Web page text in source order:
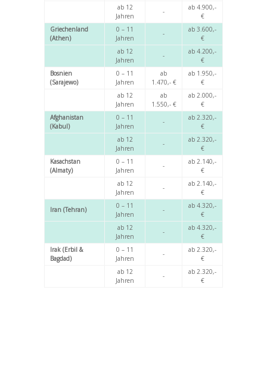
ab 12
Jahren
-
ab 4.900,-
€
Griechenland
(Athen)
0 – 11
Jahren
-
ab 3.600,-
€
ab 12
Jahren
-
ab 4.200,-
€
Bosnien
(Sarajewo)
0 – 11
Jahren
ab
1.470,- €
ab 1.950,-
€
ab 12
Jahren
ab
1.550,- €
ab 2.000,-
€
Afghanistan
(Kabul)
0 – 11
Jahren
-
ab 2.320,-
€
ab 12
Jahren
-
ab 2.320,-
€
Kasachstan
(Almaty)
0 – 11
Jahren
-
ab 2.140,-
€
ab 12
Jahren
-
ab 2.140,-
€
Iran (Tehran)
0 – 11
Jahren
-
ab 4.320,-
€
ab 12
Jahren
-
ab 4.320,-
€
Irak (Erbil &
Bagdad)
0 – 11
Jahren
-
ab 2.320,-
€
ab 12
Jahren
-
ab 2.320,-
€